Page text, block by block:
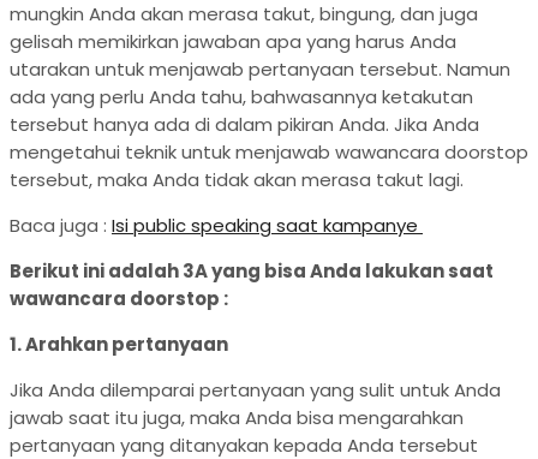
mungkin Anda akan merasa takut, bingung, dan juga
gelisah memikirkan jawaban apa yang harus Anda
utarakan untuk menjawab pertanyaan tersebut. Namun
ada yang perlu Anda tahu, bahwasannya ketakutan
tersebut hanya ada di dalam pikiran Anda. Jika Anda
mengetahui teknik untuk menjawab wawancara doorstop
tersebut, maka Anda tidak akan merasa takut lagi.
Baca juga : Isi public speaking saat kampanye
Berikut ini adalah 3A yang bisa Anda lakukan saat
wawancara doorstop :
1. Arahkan pertanyaan
Jika Anda dilemparai pertanyaan yang sulit untuk Anda
jawab saat itu juga, maka Anda bisa mengarahkan
pertanyaan yang ditanyakan kepada Anda tersebut